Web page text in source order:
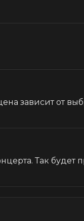
зависит от
Так